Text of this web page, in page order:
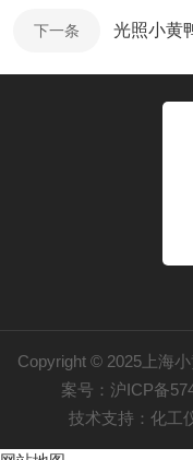
下一条 光照小黄
Copyright © 2025上海
案号：沪ICP备
技术支持： 化工